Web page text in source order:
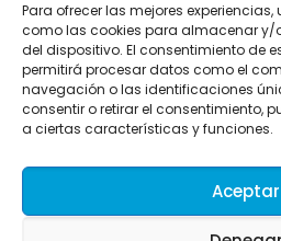
Para ofrecer las mejores
como las cookies para almacenar
del dispositivo. El consentimiento de
permitirá procesar datos como el
navegación o las identificaciones
consentir o retirar el consentimiento,
a ciertas características y funciones.
Aceptar
info@uitaasturias.com
985 741 141 Móvil: 639 711 231 /